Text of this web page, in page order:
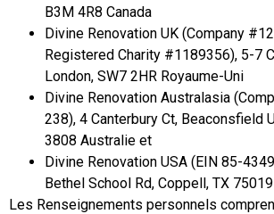
B3M 4R8 Canada
Divine Renovation UK (Company
Registered Charity #1189356), 5-7
London, SW7 2HR Royaume-Uni
Divine Renovation Australasia
238), 4 Canterbury Ct, Beaconsfield
3808 Australie et
Divine Renovation USA (EIN 85-
Bethel School Rd, Coppell, TX
Les Renseignements personnels